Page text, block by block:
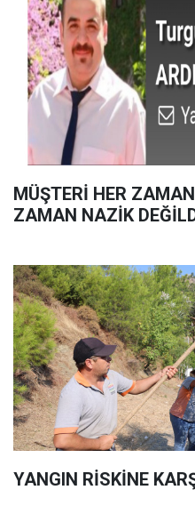
MÜŞTERİ HER
ZAMAN NAZİK
YANGIN RİSKİNE